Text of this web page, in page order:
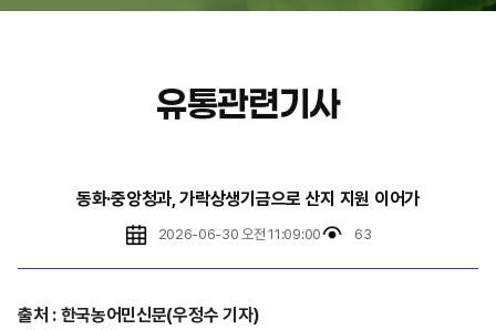
유통관련기사
동화·중앙청과, 가락상생기금으로 산지 지원 이어가
2026-06-30 오전 11:09:00 63
출처 : 한국농어민신문(우정수 기자)